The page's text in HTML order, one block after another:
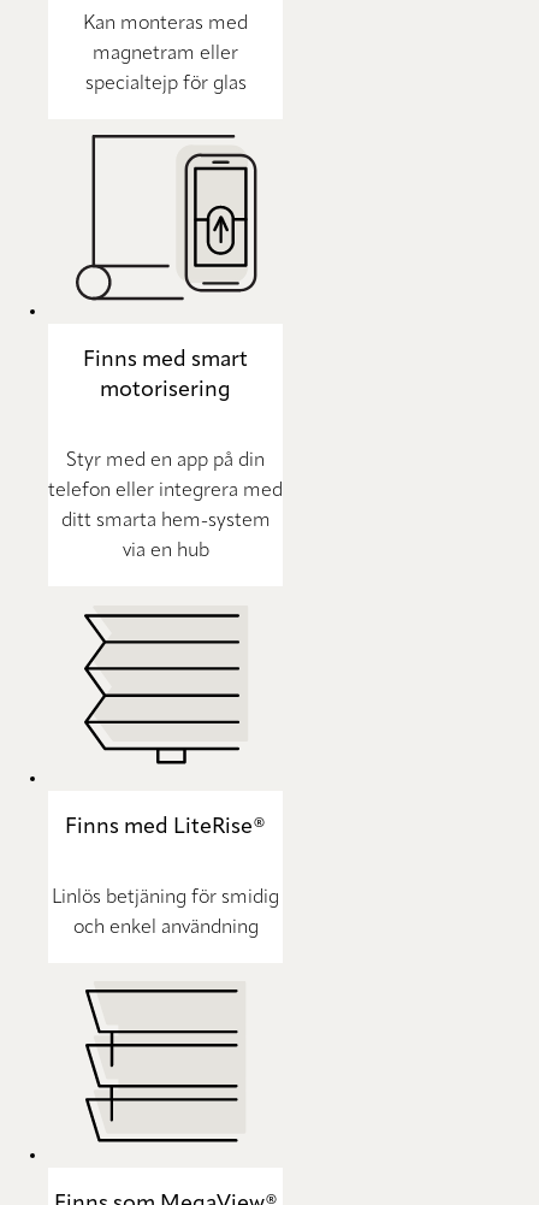
Kan monteras med
magnetram eller
specialtejp för glas
Finns med smart
motorisering
Styr med en app på din
telefon eller integrera med
ditt smarta hem-system
via en hub
Finns med LiteRise®
Linlös betjäning för smidig
och enkel användning